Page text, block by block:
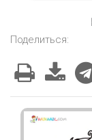
Поделиться: